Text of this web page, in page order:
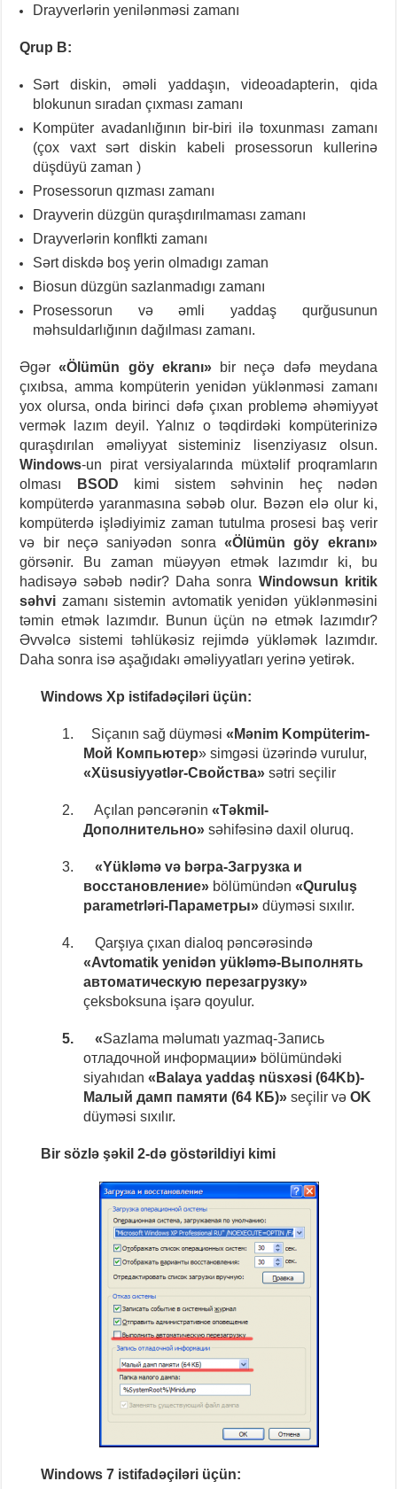
Drayverlərin yenilənməsi zamanı
Qrup B:
Sərt diskin, əməli yaddaşın, videoadapterin, qida
blokunun sıradan çıxması zamanı
Kompüter avadanlığının bir-biri ilə toxunması zamanı
(çox vaxt sərt diskin kabeli prosessorun kullerinə
düşdüyü zaman )
Prosessorun qızması zamanı
Drayverin düzgün quraşdırılmaması zamanı
Drayverlərin konflkti zamanı
Sərt diskdə boş yerin olmadıgı zaman
Biosun düzgün sazlanmadıgı zamanı
Prosessorun və əmli yaddaş qurğusunun
məhsuldarlığının dağılması zamanı.
Əgər«Ölümün göy ekranı»bir neçə dəfə meydana
çıxıbsa, amma kompüterin yenidən yüklənməsi zamanı
yox olursa, onda birinci dəfə çıxan problemə əhəmiyyət
vermək lazım deyil. Yalnız o təqdirdəki kompüterinizə
quraşdırılan əməliyyat sisteminiz lisenziyasız olsun.
Windows-un pirat versiyalarında müxtəlif proqramların
olması
BSOD kimi sistem səhvinin heç nədən
kompüterdə yaranmasına səbəb olur. Bəzən elə olur ki,
kompüterdə işlədiyimiz zaman tutulma prosesi baş verir
və bir neçə saniyədən sonra«Ölümün göy ekranı»
görsənir. Bu zaman müəyyən etmək lazımdır ki, bu
hadisəyə səbəb nədir? Daha sonra Windowsun kritik
səhvi zamanı sistemin avtomatik yenidən yüklənməsini
təmin etmək lazımdır. Bunun üçün nə etmək lazımdır?
Əvvəlcə sistemi təhlükəsiz rejimdə yükləmək lazımdır.
Daha sonra isə aşağıdakı əməliyyatları yerinə yetirək.
Windows Xp istifadəçiləri üçün:
1. Siçanın sağ düyməsi«Mənim Kompüterim-
Мой Компьютер» simgəsi üzərində vurulur,
«Xüsusiyyətlər-Свойства» sətri seçilir
2.Açılan pəncərənin«Təkmil-
Дополнительно» səhifəsinə daxil oluruq.
3.«Yükləmə və bərpa-Загрузка и
восстановление» bölümündən«Quruluş
parametrləri-Параметры» düyməsi sıxılır.
4.Qarşıya çıxan dialoq pəncərəsində
«Avtomatik yenidən yükləmə-Выполнять
автоматическую перезагрузку»
çeksboksuna işarə qoyulur.
5. «Sazlama məlumatı yazmaq-Запись
отладочной информации» bölümündəki
siyahıdan«Balaya yaddaş nüsxəsi (64Kb)-
Малый дамп памяти (64 КБ)» seçilir vəOK
düyməsi sıxılır.
Bir sözlə şəkil 2-də göstərildiyi kimi
Windows 7 istifadəçiləri üçün: